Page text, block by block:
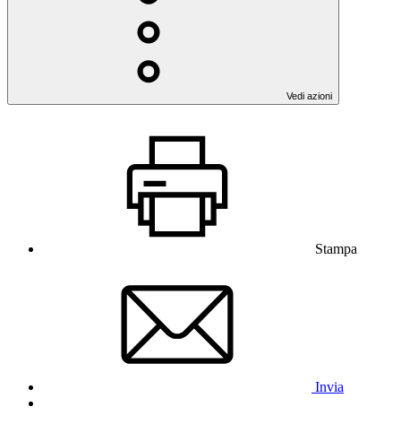
Vedi azioni
Stampa
Invia